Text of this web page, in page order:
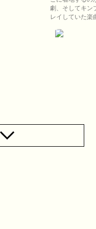
劇、そしてキン
レイしていた